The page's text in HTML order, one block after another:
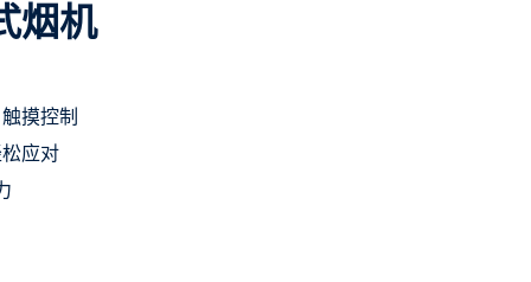
烟机
摸控制
应对